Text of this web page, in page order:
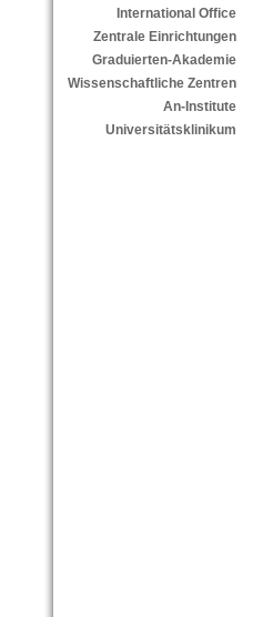
International Office
Zentrale Einrichtungen
Graduierten-Akademie
Wissenschaftliche Zentren
An-Institute
Universitätsklinikum